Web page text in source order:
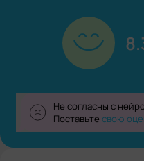
Не согласны с
Поставьтесвою